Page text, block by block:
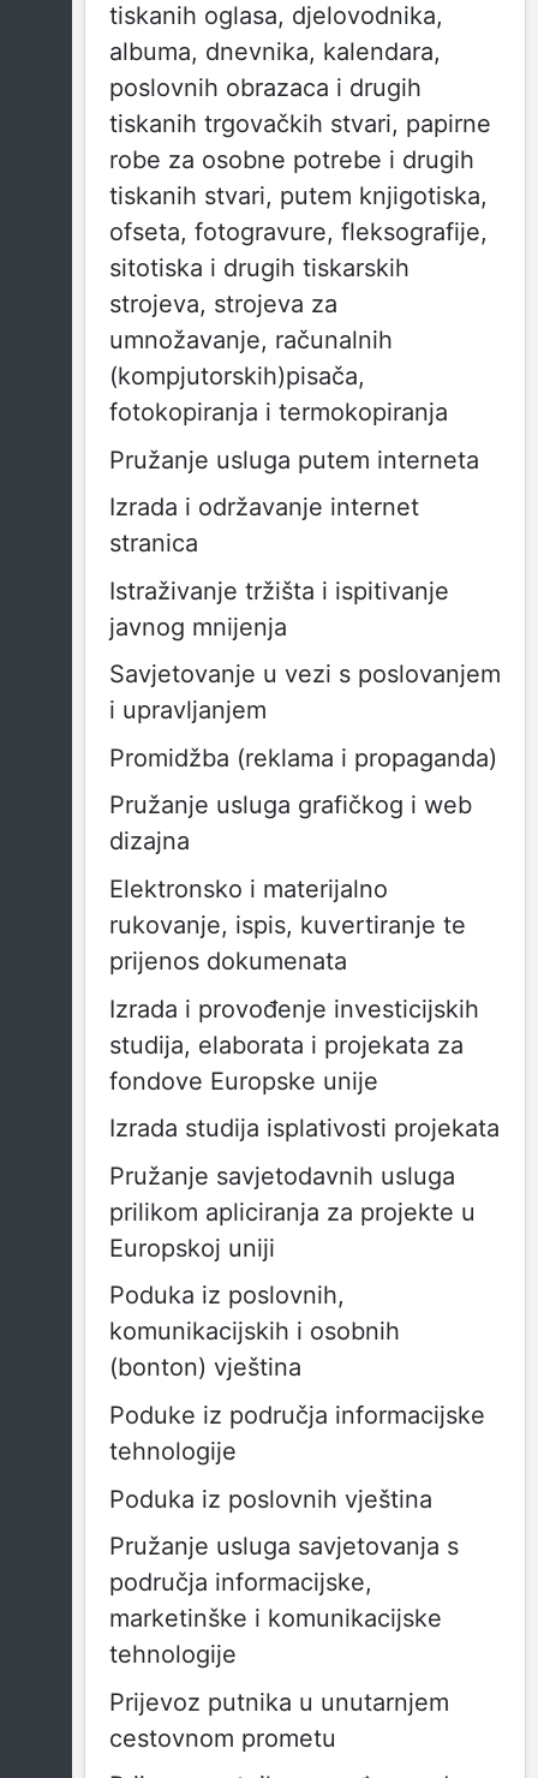
tiskanih oglasa, djelovodnika,
albuma, dnevnika, kalendara,
poslovnih obrazaca i drugih
tiskanih trgovačkih stvari, papirne
robe za osobne potrebe i drugih
tiskanih stvari, putem knjigotiska,
ofseta, fotogravure, fleksografije,
sitotiska i drugih tiskarskih
strojeva, strojeva za
umnožavanje, računalnih
(kompjutorskih)pisača,
fotokopiranja i termokopiranja
Pružanje usluga putem interneta
Izrada i održavanje internet
stranica
Istraživanje tržišta i ispitivanje
javnog mnijenja
Savjetovanje u vezi s poslovanjem
i upravljanjem
Promidžba (reklama i propaganda)
Pružanje usluga grafičkog i web
dizajna
Elektronsko i materijalno
rukovanje, ispis, kuvertiranje te
prijenos dokumenata
Izrada i provođenje investicijskih
studija, elaborata i projekata za
fondove Europske unije
Izrada studija isplativosti projekata
Pružanje savjetodavnih usluga
prilikom apliciranja za projekte u
Europskoj uniji
Poduka iz poslovnih,
komunikacijskih i osobnih
(bonton) vještina
Poduke iz područja informacijske
tehnologije
Poduka iz poslovnih vještina
Pružanje usluga savjetovanja s
područja informacijske,
marketinške i komunikacijske
tehnologije
Prijevoz putnika u unutarnjem
cestovnom prometu